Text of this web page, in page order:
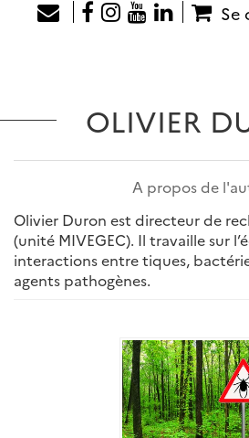
siteSe
OLIVIER
A propos de
Olivier Duron est directeur de
(unité MIVEGEC). Il travaille sur
interactions entre tiques,
agents pathogènes.